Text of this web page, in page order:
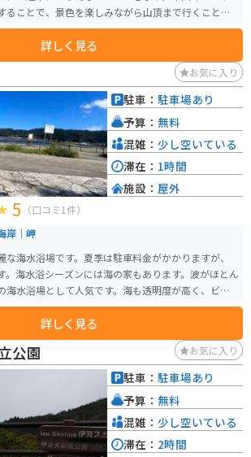
ることで、景色を楽しみながら山頂まで行くことも
度の大パノラマが広がり、晴れた日には富士山を始
きます。詳しく見る
お気に入り
5 （口コミ1件）
岸｜岬
海水浴場です。夏季は駐車料金がかかりますが、
。海水浴シーズンには海の家もあります。波がほとん
海水浴場として人気です。海も透明度が高く、ビー
です。都心からのアクセスもしやすく、ゆっくりす
詳しく見る
駐車： 駐車場あり
予算： 無料
混雑： 少し空いている
滞在： 1時間
施設： 屋外
公園 お気に入り
駐車： 駐車場あり
予算： 無料
混雑： 少し空いている
滞在： 2時間